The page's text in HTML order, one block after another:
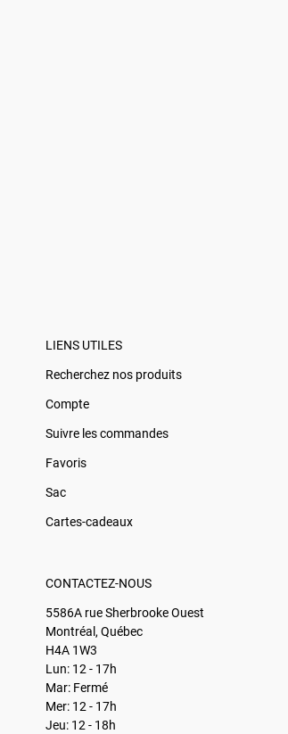
LIENS UTILES
Recherchez nos produits
Compte
Suivre les commandes
Favoris
Sac
Cartes-cadeaux
CONTACTEZ-NOUS
5586A rue Sherbrooke Ouest
Montréal, Québec
H4A 1W3
Lun: 12 - 17h
Mar: Fermé
Mer: 12 - 17h
Jeu: 12 - 18h